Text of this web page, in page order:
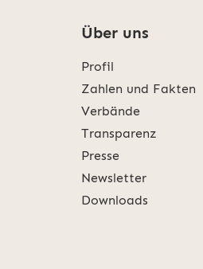
Über uns
Profil
Zahlen und Fakten
Verbände
Transparenz
Presse
Newsletter
Downloads